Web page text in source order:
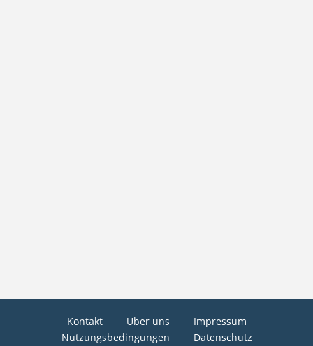
Kontakt Über uns
Impressum
Nutzungsbedingungen
Datenschutz